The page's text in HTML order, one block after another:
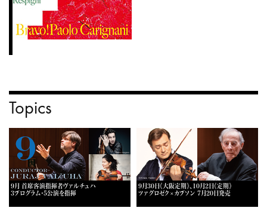
Topics
9月 首席客演指揮者ヴァルチュハ
3プログラム・5公演を指揮
9月30日《大阪定期》、10月2日《定期》
ツァグロゼク×カプソン 7月20日発売